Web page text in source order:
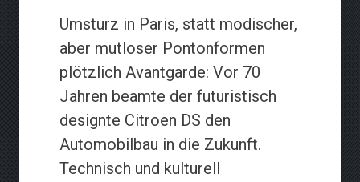
Umsturz in Paris, statt modischer,
aber mutloser Pontonformen
plötzlich Avantgarde: Vor 70
Jahren beamte der futuristisch
designte Citroen DS den
Automobilbau in die Zukunft.
Technisch und kulturell